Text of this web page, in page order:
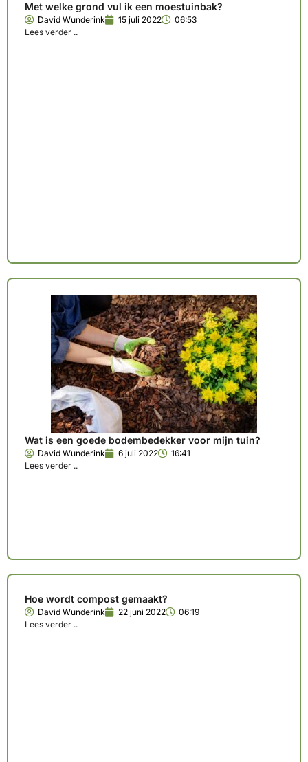
Met welke grond vul ik een moestuinbak?
David Wunderink 15 juli 2022
06:53
Lees verder ..
Wat is een goede bodembedekker voor mijn tuin?
David Wunderink 6 juli 2022
16:41
Lees verder ..
Hoe wordt compost gemaakt?
David Wunderink 22 juni 2022
06:19
Lees verder ..